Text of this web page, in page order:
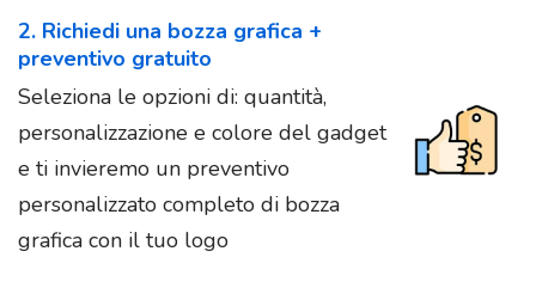
2. Richiedi una bozza grafica +
preventivo gratuito
Seleziona le opzioni di: quantità,
personalizzazione e colore del gadget
e ti invieremo un preventivo
personalizzato completo di bozza
grafica con il tuo logo